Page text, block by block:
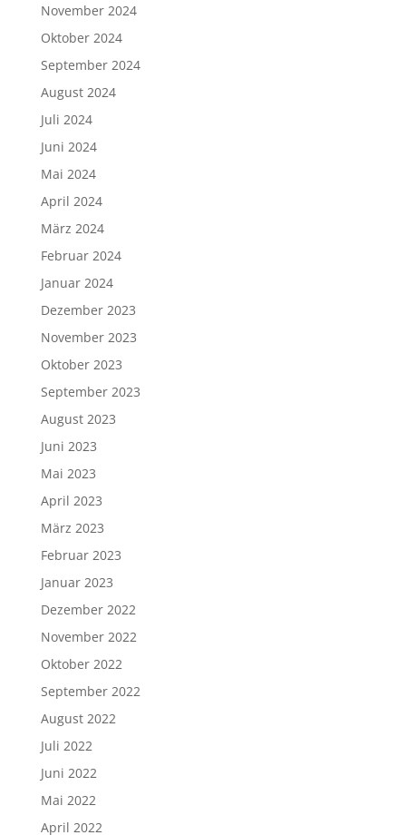
November 2024
Oktober 2024
September 2024
August 2024
Juli 2024
Juni 2024
Mai 2024
April 2024
März 2024
Februar 2024
Januar 2024
Dezember 2023
November 2023
Oktober 2023
September 2023
August 2023
Juni 2023
Mai 2023
April 2023
März 2023
Februar 2023
Januar 2023
Dezember 2022
November 2022
Oktober 2022
September 2022
August 2022
Juli 2022
Juni 2022
Mai 2022
April 2022